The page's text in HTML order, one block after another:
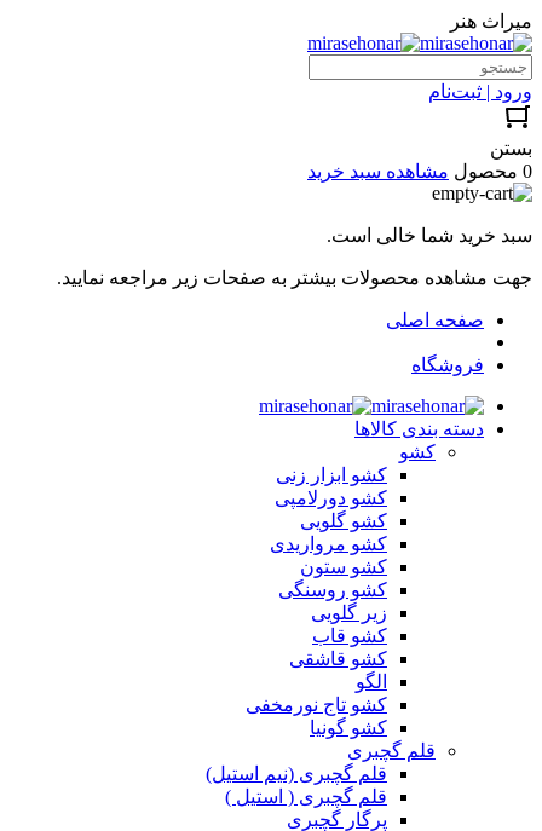
میراث هنر
ورود | ثبت‌نام
بستن
0 محصول
مشاهده سبد خرید
سبد خرید شما خالی است.
جهت مشاهده محصولات بیشتر به صفحات زیر مراجعه نمایید.
صفحه اصلی
فروشگاه
دسته بندی کالاها
کشو
کشو ابزار زنی
کشو دورلامپی
کشو گلویی
کشو مرواریدی
کشو ستون
کشو روسنگی
زیر گلویی
کشو قاب
کشو قاشقی
الگو
کشو تاج نورمخفی
کشو گونیا
قلم گچبری
قلم گچبری (نیم استیل)
قلم گچبری ( استیل )
پرگار گچبری